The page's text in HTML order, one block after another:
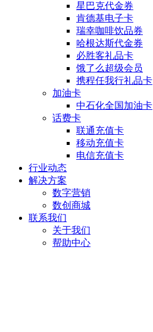
星巴克代金券
肯德基电子卡
瑞幸咖啡饮品券
哈根达斯代金券
必胜客礼品卡
饿了么超级会员
携程任我行礼品卡
加油卡
中石化全国加油卡
话费卡
联通充值卡
移动充值卡
电信充值卡
行业动态
解决方案
数字营销
数创商城
联系我们
关于我们
帮助中心